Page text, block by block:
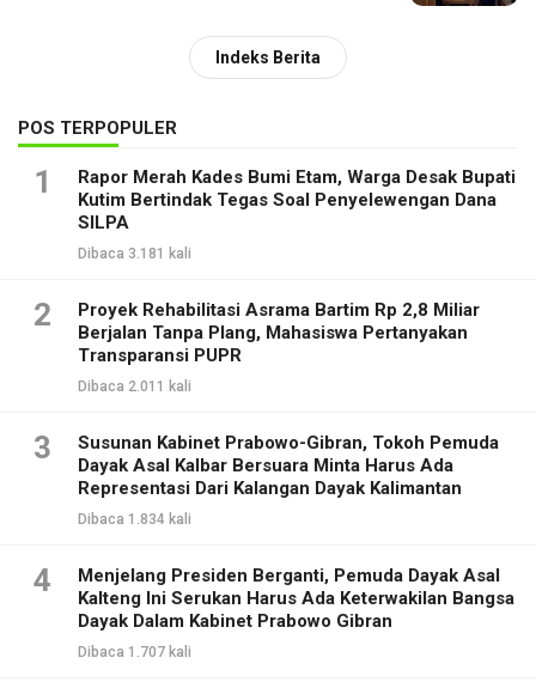
Indeks Berita
POS TERPOPULER
1
Rapor Merah Kades Bumi Etam, Warga Desak Bupati
Kutim Bertindak Tegas Soal Penyelewengan Dana
SILPA
Dibaca 3.181 kali
2
Proyek Rehabilitasi Asrama Bartim Rp 2,8 Miliar
Berjalan Tanpa Plang, Mahasiswa Pertanyakan
Transparansi PUPR
Dibaca 2.011 kali
3
Susunan Kabinet Prabowo-Gibran, Tokoh Pemuda
Dayak Asal Kalbar Bersuara Minta Harus Ada
Representasi Dari Kalangan Dayak Kalimantan
Dibaca 1.834 kali
4
Menjelang Presiden Berganti, Pemuda Dayak Asal
Kalteng Ini Serukan Harus Ada Keterwakilan Bangsa
Dayak Dalam Kabinet Prabowo Gibran
Dibaca 1.707 kali